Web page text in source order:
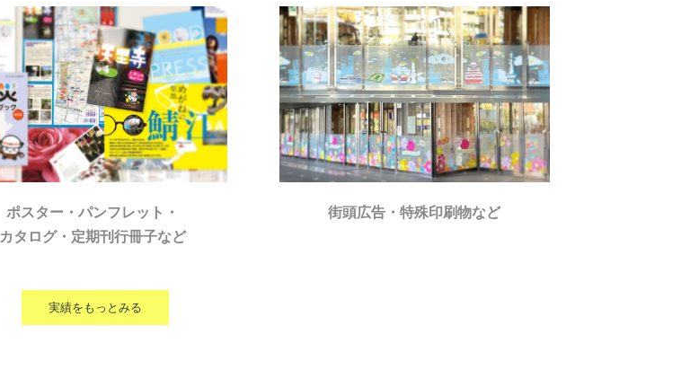
ポスター・パンフレット・
カタログ・定期刊行冊子など
街頭広告・特殊印刷物など
実績をもっとみる